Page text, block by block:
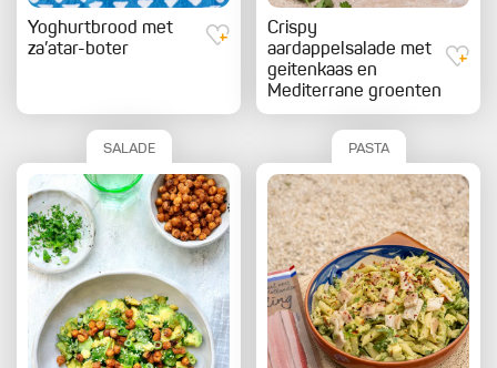
Yoghurtbrood met
za’atar-boter
Crispy
aardappelsalade met
geitenkaas en
Mediterrane groenten
SALADE PASTA